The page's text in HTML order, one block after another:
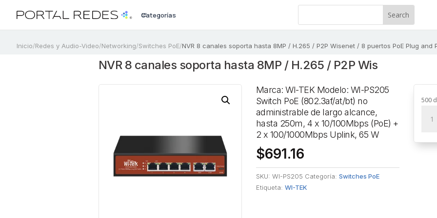
a
Categorías
Inicio/Redes y Audio-Video/Networking/Switches PoE/NVR 8 canales soporta hasta 8MP / H.265 / P2P Wisenet / 8 puertos PoE Plug and
NVR 8 canales soporta hasta 8MP / H.265 / P2P Wis
Marca: WI-TEK Modelo: WI-PS205
Switch PoE (802.3af/at/bt) no
administrable de largo alcance,
hasta 250m, 4 x 10/100Mbps (PoE) +
2 x 100/1000Mbps Uplink, 65 W
$691.16
SKU: WI-PS205 Categoría: Switches PoE
Etiqueta: WI-TEK
500